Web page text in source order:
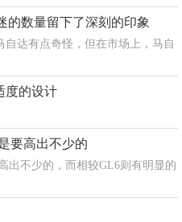
的数量留下了深刻的印象
自达有点奇怪，但在市场上，马自
度的设计
要高出不少的
出不少的，而相较GL6则有明显的